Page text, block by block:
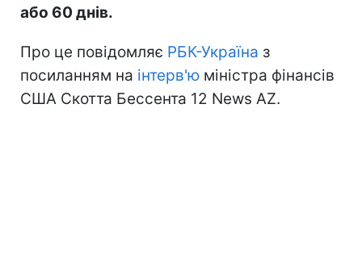
або 60 днів.
Про це повідомляє РБК-Україна з
посиланням на інтерв'ю міністра фінансів
США Скотта Бессента 12 News AZ.